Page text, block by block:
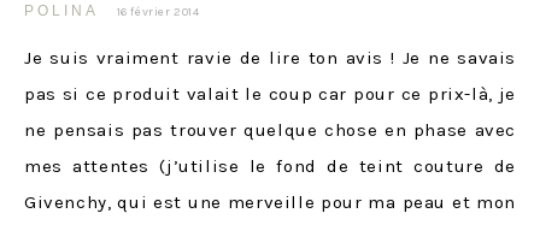
POLINA 16 février 2014
Je suis vraiment ravie de lire ton avis ! Je ne savais
pas si ce produit valait le coup car pour ce prix-là, je
ne pensais pas trouver quelque chose en phase avec
mes attentes (j’utilise le fond de teint couture de
Givenchy, qui est une merveille pour ma peau et mon